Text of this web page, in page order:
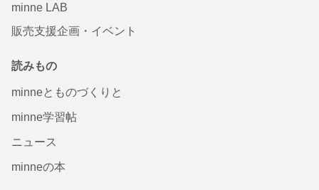
minne LAB
販売支援企画・イベント
読みもの
minneとものづくりと
minne学習帖
ニュース
minneの本